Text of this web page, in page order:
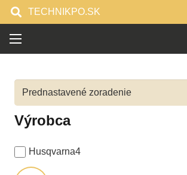
TECHNIKPO.SK
Výrobca
Husqvarna4